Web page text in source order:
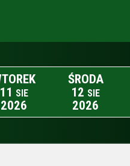
11 SIE
2026
ŚRODA
12 SIE
2026